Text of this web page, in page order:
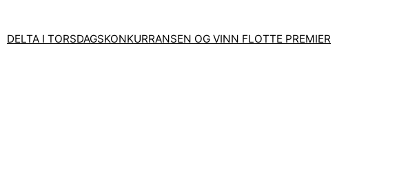
DELTA I TORSDAGSKONKURRANSEN OG VINN FLOTTE PREMIER